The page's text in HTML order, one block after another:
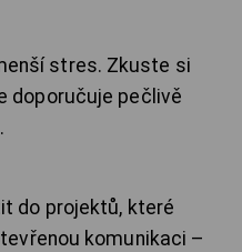
stres. Zkuste si
doporučuje pečlivě
do projektů, které
komunikaci –